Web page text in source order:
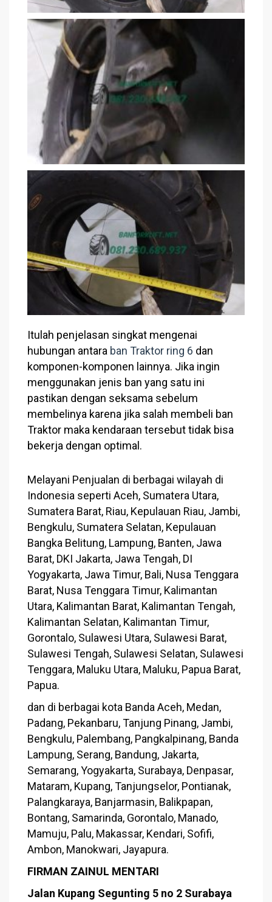
Itulah penjelasan singkat mengenai
hubungan antara ban Traktor ring 6 dan
komponen-komponen lainnya. Jika ingin
menggunakan jenis ban yang satu ini
pastikan dengan seksama sebelum
membelinya karena jika salah membeli ban
Traktor maka kendaraan tersebut tidak bisa
bekerja dengan optimal.
Melayani Penjualan di berbagai wilayah di
Indonesia seperti Aceh, Sumatera Utara,
Sumatera Barat, Riau, Kepulauan Riau, Jambi,
Bengkulu, Sumatera Selatan, Kepulauan
Bangka Belitung, Lampung, Banten, Jawa
Barat, DKI Jakarta, Jawa Tengah, DI
Yogyakarta, Jawa Timur, Bali, Nusa Tenggara
Barat, Nusa Tenggara Timur, Kalimantan
Utara, Kalimantan Barat, Kalimantan Tengah,
Kalimantan Selatan, Kalimantan Timur,
Gorontalo, Sulawesi Utara, Sulawesi Barat,
Sulawesi Tengah, Sulawesi Selatan, Sulawesi
Tenggara, Maluku Utara, Maluku, Papua Barat,
Papua.
dan di berbagai kota Banda Aceh, Medan,
Padang, Pekanbaru, Tanjung Pinang, Jambi,
Bengkulu, Palembang, Pangkalpinang, Banda
Lampung, Serang, Bandung, Jakarta,
Semarang, Yogyakarta, Surabaya, Denpasar,
Mataram, Kupang, Tanjungselor, Pontianak,
Palangkaraya, Banjarmasin, Balikpapan,
Bontang, Samarinda, Gorontalo, Manado,
Mamuju, Palu, Makassar, Kendari, Sofifi,
Ambon, Manokwari, Jayapura.
FIRMAN ZAINUL MENTARI
Jalan Kupang Segunting 5 no 2 Surabaya